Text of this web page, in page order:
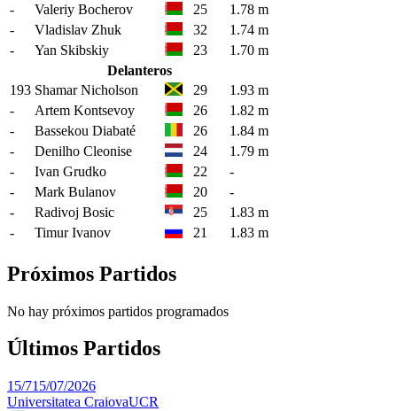
-
Valeriy Bocherov 25
1.78 m
-
Vladislav Zhuk 32
1.74 m
-
Yan Skibskiy 23
1.70 m
Delanteros
193 Shamar Nicholson 29
1.93 m
-
Artem Kontsevoy 26
1.82 m
-
Bassekou Diabaté 26
1.84 m
-
Denilho Cleonise 24
1.79 m
-
Ivan Grudko 22
-
-
Mark Bulanov 20
-
-
Radivoj Bosic 25
1.83 m
-
Timur Ivanov 21 1.83 m
Próximos Partidos
No hay próximos partidos programados
Últimos Partidos
15/715/07/2026
Universitatea CraiovaUCR